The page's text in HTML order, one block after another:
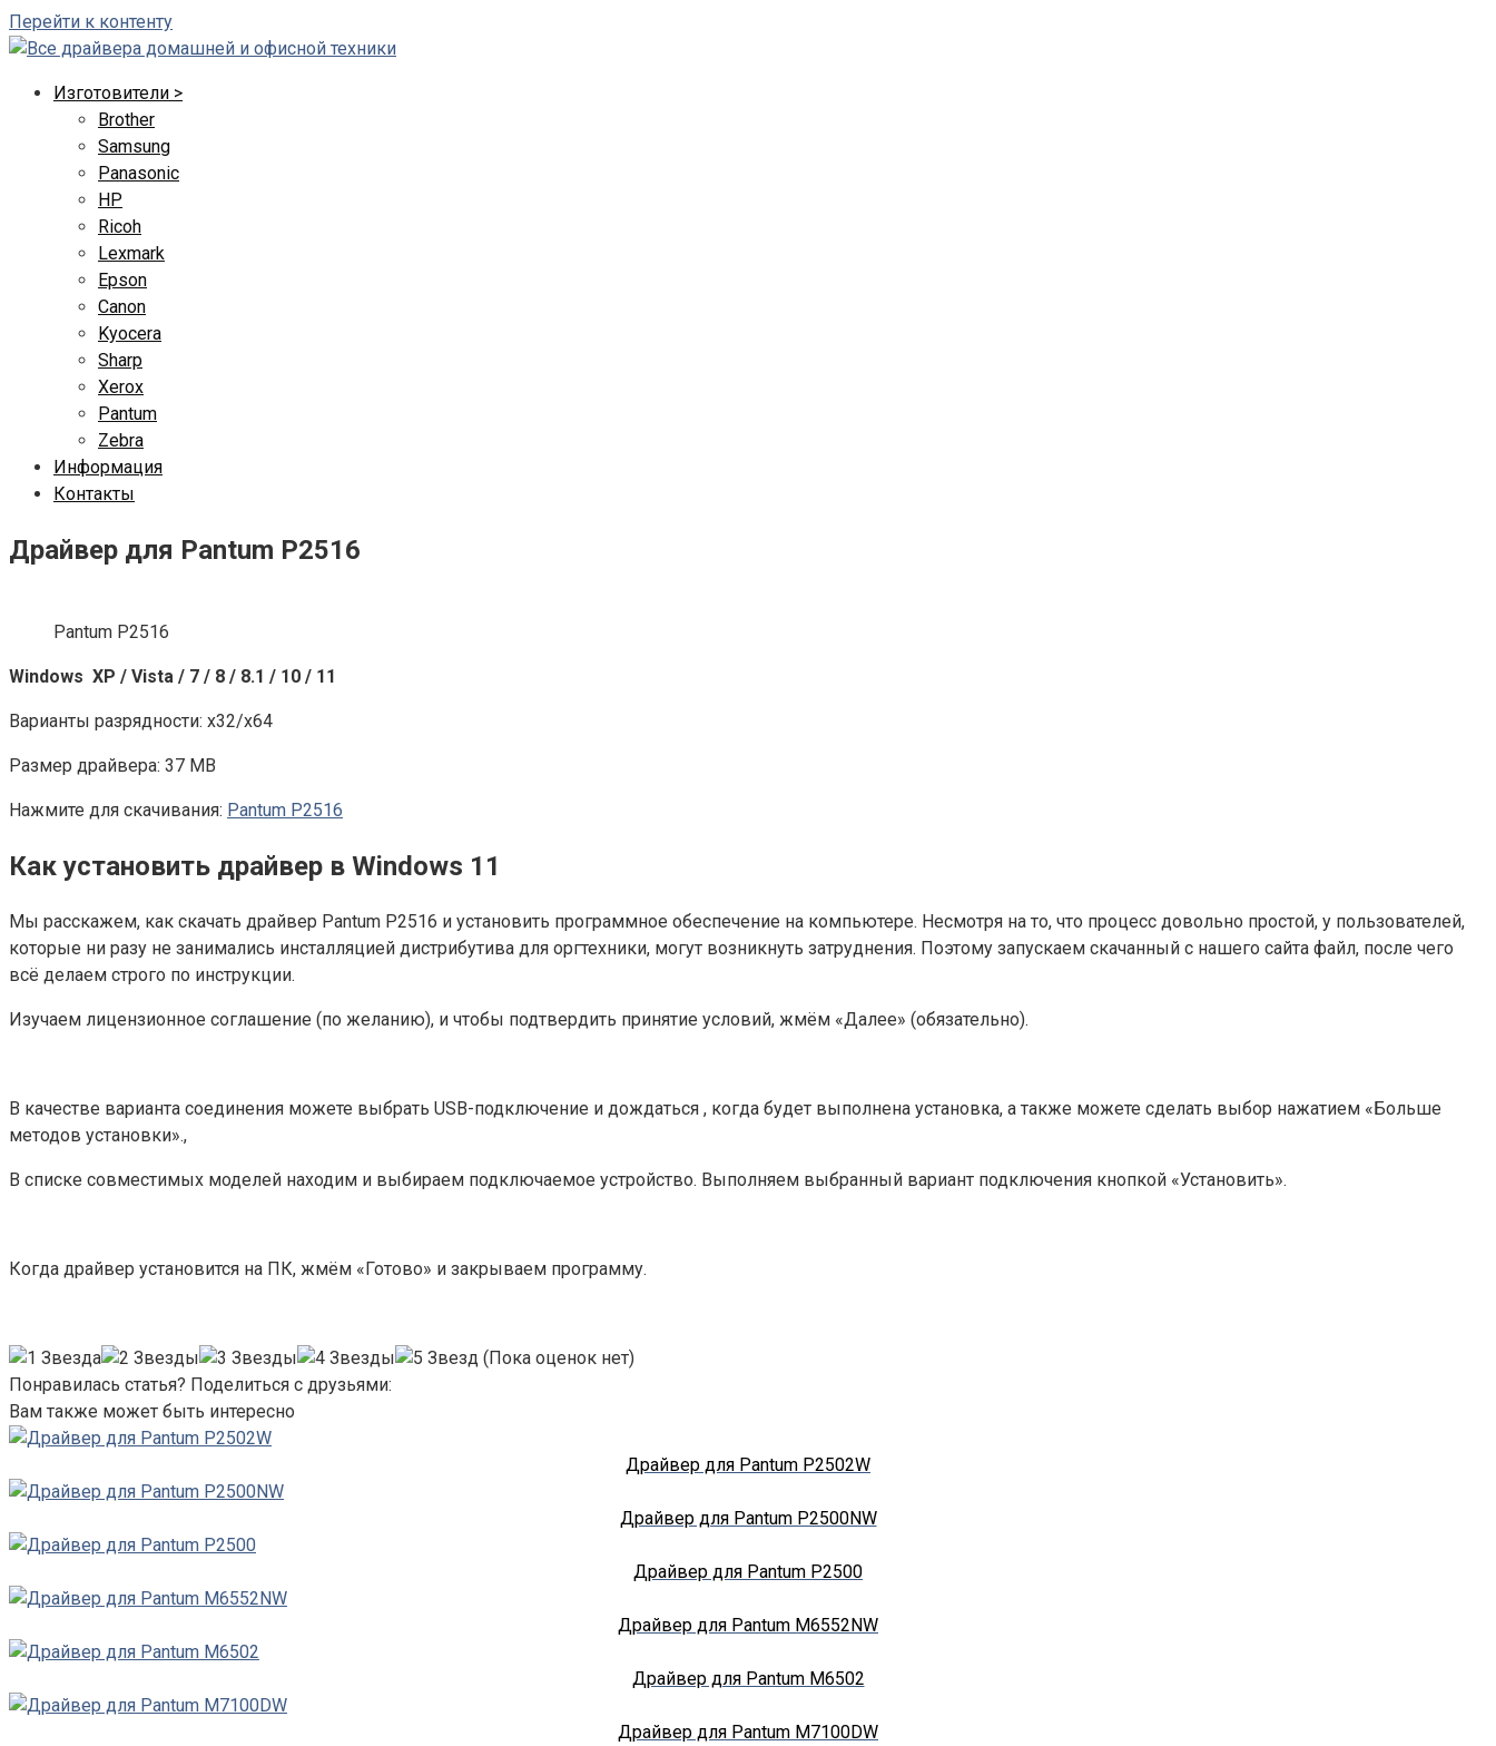
Перейти к контенту
Изготовители >
Brother
Samsung
Panasonic
HP
Ricoh
Lexmark
Epson
Canon
Kyocera
Sharp
Xerox
Pantum
Zebra
Информация
Контакты
Драйвер для Pantum P2516
Pantum P2516
Windows XP / Vista / 7 / 8 / 8.1 / 10 / 11
Варианты разрядности: x32/x64
Размер драйвера: 37 MB
Нажмите для скачивания: Pantum P2516
Как установить драйвер в Windows 11
Мы расскажем, как скачать драйвер Pantum P2516 и установить программное обеспечение на компьютере. Несмотря на то, что процесс довольно простой, у пользователей,
которые ни разу не занимались инсталляцией дистрибутива для оргтехники, могут возникнуть затруднения. Поэтому запускаем скачанный с нашего сайта файл, после чего
всё делаем строго по инструкции.
Изучаем лицензионное соглашение (по желанию), и чтобы подтвердить принятие условий, жмём «Далее» (обязательно).
В качестве варианта соединения можете выбрать USB-подключение и дождаться , когда будет выполнена установка, а также можете сделать выбор нажатием «Больше
методов установки».,
В списке совместимых моделей находим и выбираем подключаемое устройство. Выполняем выбранный вариант подключения кнопкой «Установить».
Когда драйвер установится на ПК, жмём «Готово» и закрываем программу.
(Пока оценок нет)
Понравилась статья? Поделиться с друзьями:
Вам также может быть интересно
Драйвер для Pantum P2502W
Драйвер для Pantum P2500NW
Драйвер для Pantum P2500
Драйвер для Pantum M6552NW
Драйвер для Pantum M6502
Драйвер для Pantum M7100DW